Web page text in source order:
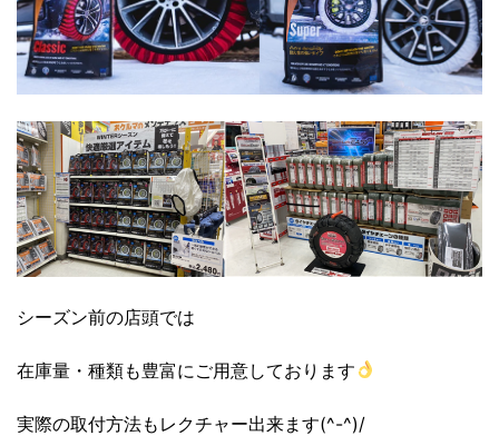
シーズン前の店頭では
在庫量・種類も豊富にご用意しております
実際の取付方法もレクチャー出来ます(^-^)/